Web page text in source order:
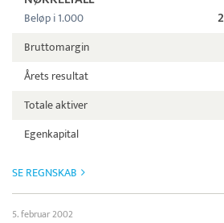
Beløp i 1.000
Bruttomargin
Årets resultat
Totale aktiver
Egenkapital
SE REGNSKAB
5. februar 2002